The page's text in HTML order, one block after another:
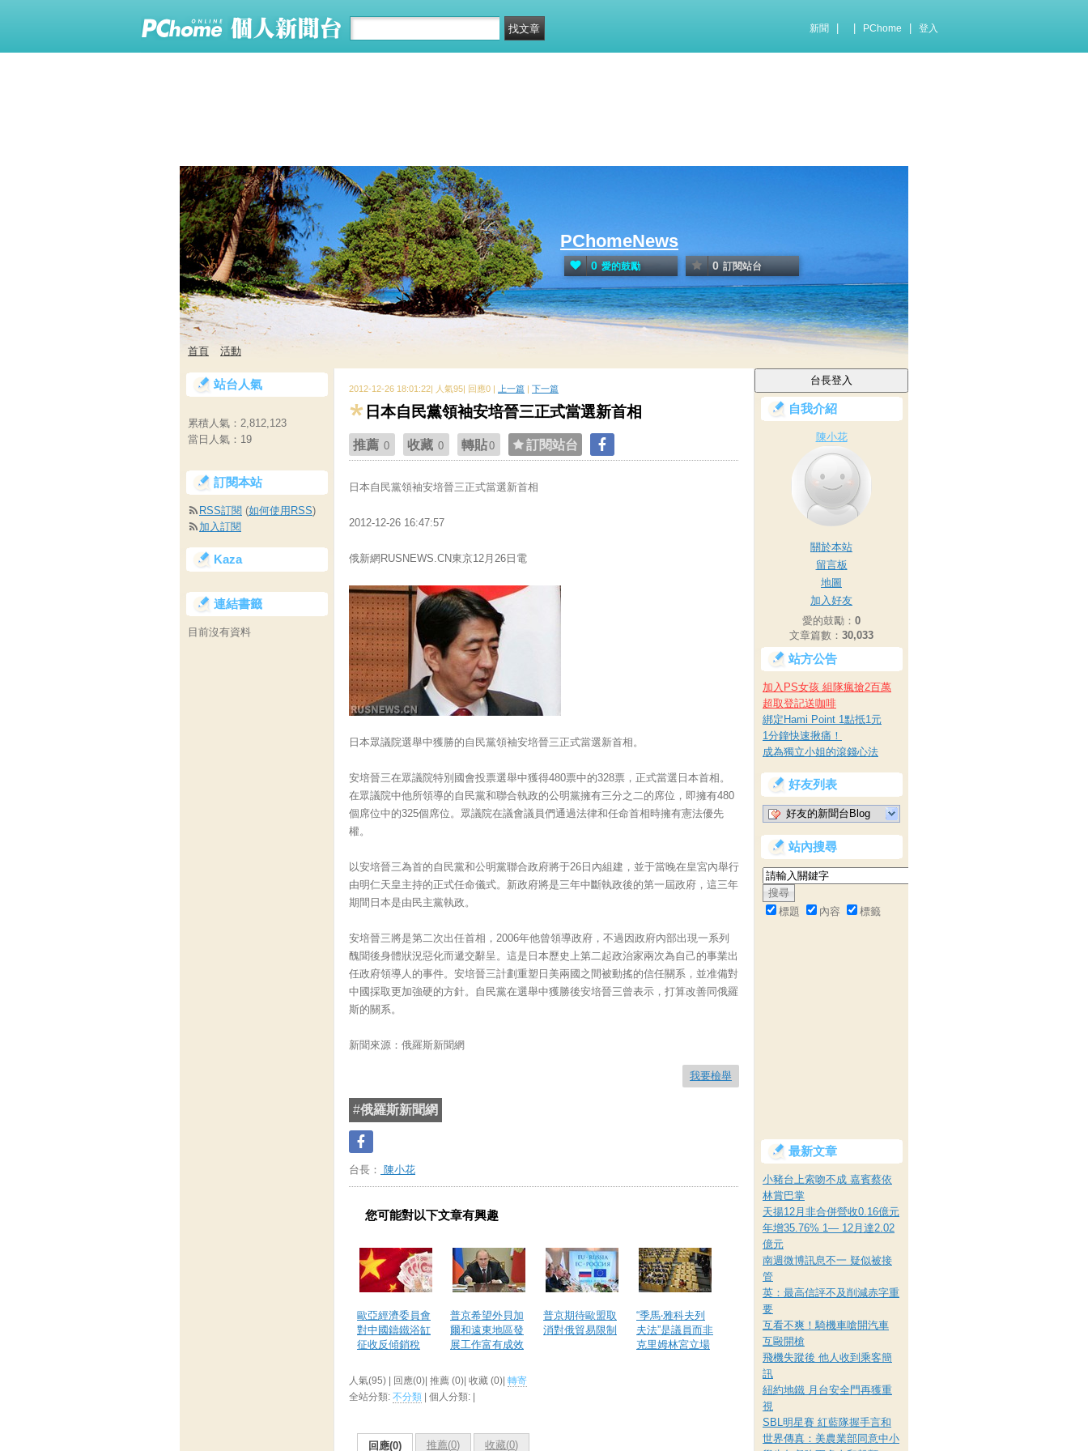
新聞 PChome 登入
PChomeNews
0 愛的鼓勵 0 訂閱站台
首頁 活動
2012-12-26 18:01:22| 人氣95| 回應0 | 上一篇 | 下一篇
日本自民黨領袖安培晉三正式當選新首相
推薦 0 收藏 0 轉貼0 訂閱站台
日本自民黨領袖安培晉三正式當選新首相
2012-12-26 16:47:57
俄新網RUSNEWS.CN東京12月26日電
日本眾議院選舉中獲勝的自民黨領袖安培晉三正式當選新首相。
安培晉三在眾議院特別國會投票選舉中獲得480票中的328票，正式當選日本首相。
在眾議院中他所領導的自民黨和聯合執政的公明黨擁有三分之二的席位，即擁有480
個席位中的325個席位。眾議院在議會議員們通過法律和任命首相時擁有憲法優先
權。
以安培晉三為首的自民黨和公明黨聯合政府將于26日內組建，並于當晚在皇宮內舉行
由明仁天皇主持的正式任命儀式。新政府將是三年中斷執政後的第一屆政府，這三年
期間日本是由民主黨執政。
安培晉三將是第二次出任首相，2006年他曾領導政府，不過因政府內部出現一系列
醜聞後身體狀況惡化而遞交辭呈。這是日本歷史上第二起政治家兩次為自己的事業出
任政府領導人的事件。安培晉三計劃重塑日美兩國之間被動搖的信任關系，並准備對
中國採取更加強硬的方針。自民黨在選舉中獲勝後安培晉三曾表示，打算改善同俄羅
斯的關系。
新聞來源：俄羅斯新聞網
我要檢舉
#俄羅斯新聞網
台長： 陳小花
您可能對以下文章有興趣
歐亞經濟委員會
對中國鑄鐵浴缸
征收反傾銷稅
普京希望外貝加
爾和遠東地區發
展工作富有成效
普京期待歐盟取
消對俄貿易限制
“季馬‧雅科夫列
夫法”是議員而非
克里姆林宮立場
人氣(95) | 回應(0)| 推薦 (0)| 收藏 (0)| 轉寄
全站分類: 不分類 | 個人分類:
回應(0) 推薦(0) 收藏(0)
自我介紹
陳小花
關於本站
留言板
地圖
加入好友
愛的鼓勵： 0
文章篇數： 30,033
站方公告
加入PS女孩 組隊瘋搶2百萬
超取登記送咖啡
綁定Hami Point 1點抵1元
1分鐘快速揪痛！
成為獨立小姐的滾錢心法
好友列表
好友的新聞台Blog
站內搜尋
標題 內容 標籤
最新文章
小豬台上索吻不成 嘉賓蔡依
林賞巴掌
天揚12月非合併營收0.16億元
年增35.76% 1— 12月達2.02
億元
南週微博訊息不一 疑似被接
管
英：最高信評不及削減赤字重
要
互看不爽！騎機車嗆開汽車
互毆開槍
飛機失蹤後 他人收到乘客簡
訊
紐約地鐵 月台安全門再獲重
視
SBL明星賽 紅藍隊握手言和
世界傳真：美農業部同意中小
站台人氣
累積人氣： 2,812,123
當日人氣： 19
訂閱本站
RSS訂閱 (如何使用RSS)
加入訂閱
Kaza
連結書籤
目前沒有資料